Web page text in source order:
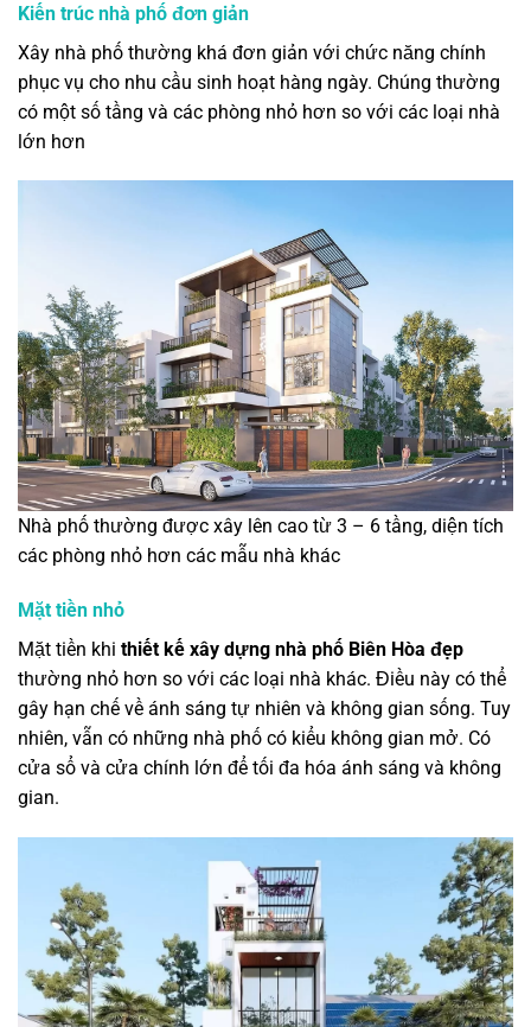
Kiến trúc nhà phố đơn giản
Xây nhà phố thường khá đơn giản với chức năng chính
phục vụ cho nhu cầu sinh hoạt hàng ngày. Chúng thường
có một số tầng và các phòng nhỏ hơn so với các loại nhà
lớn hơn
Nhà phố thường được xây lên cao từ 3 – 6 tầng, diện tích
các phòng nhỏ hơn các mẫu nhà khác
Mặt tiền nhỏ
Mặt tiền khi thiết kế xây dựng nhà phố Biên Hòa đẹp
thường nhỏ hơn so với các loại nhà khác. Điều này có thể
gây hạn chế về ánh sáng tự nhiên và không gian sống. Tuy
nhiên, vẫn có những nhà phố có kiểu không gian mở. Có
cửa sổ và cửa chính lớn để tối đa hóa ánh sáng và không
gian.